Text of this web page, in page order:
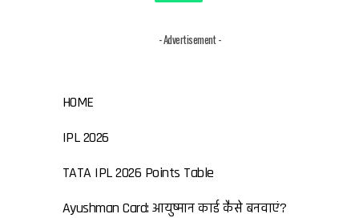
- Advertisement -
HOME
IPL 2026
TATA IPL 2026 Points Table
Ayushman Card: आयुष्मान कार्ड कैसे बनवाएं?